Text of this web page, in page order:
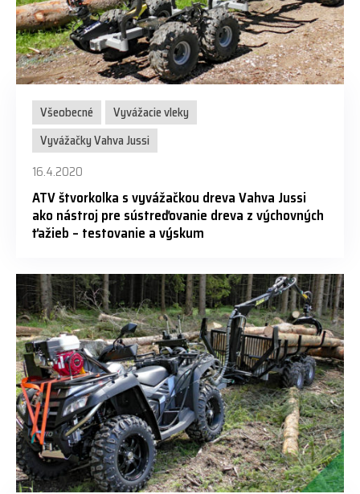
Všeobecné
Vyvážacie vleky
Vyvážačky Vahva Jussi
16.4.2020
ATV štvorkolka s vyvážačkou dreva Vahva Jussi
ako nástroj pre sústreďovanie dreva z výchovných
ťažieb – testovanie a výskum